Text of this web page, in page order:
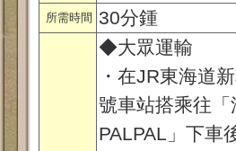
所需時間 30分鍾
◆大眾運輸
・在JR東海道
號車站搭乘往
PALPAL」下車